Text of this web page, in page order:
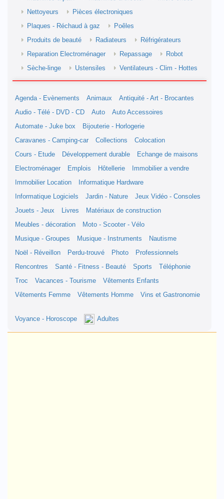
Nettoyeurs
Pièces électroniques
Plaques - Réchaud à gaz
Poêles
Produits de beauté
Radiateurs
Réfrigérateurs
Reparation Electroménager
Repassage
Robot
Sèche-linge
Ustensiles Ventilateurs - Clim - Hottes
Agenda - Evènements Animaux
Antiquité - Art - Brocantes
Audio - Télé - DVD - CD
Auto
Auto Accessoires
Automate - Juke box
Bijouterie - Horlogerie
Caravanes - Camping-car
Collections
Colocation
Cours - Etude
Développement durable
Echange de maisons
Electroménager
Emplois Hôtellerie
Immobilier a vendre
Immobilier Location
Informatique Hardware
Informatique Logiciels
Jardin - Nature
Jeux Vidéo - Consoles
Jouets - Jeux
Livres
Matériaux de construction
Meubles - décoration
Moto - Scooter - Vélo
Musique - Groupes
Musique - Instruments
Nautisme
Noël - Réveillon
Perdu-trouvé Photo
Professionnels
Rencontres
Santé - Fitness - Beauté Sports
Téléphonie
Troc
Vacances - Tourisme
Vêtements Enfants
Vêtements Femme
Vêtements Homme Vins et Gastronomie
Voyance - Horoscope Adultes